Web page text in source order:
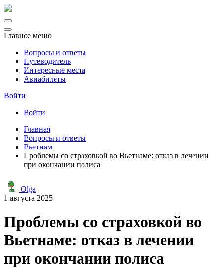
Главное меню
Вопросы и ответы
Путеводитель
Интересные места
Авиабилеты
Войти
Войти
Главная
Вопросы и ответы
Вьетнам
Проблемы со страховкой во Вьетнаме: отказ в лечении
при окончании полиса
Olga
1 августа 2025
Проблемы со страховкой во
Вьетнаме: отказ в лечении
при окончании полиса